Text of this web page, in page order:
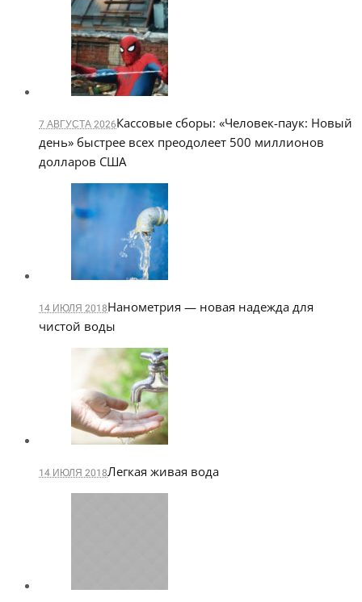
7 АВГУСТА 2026Кассовые сборы: «Человек-паук: Новый
день» быстрее всех преодолеет 500 миллионов
долларов США
14 ИЮЛЯ 2018Нанометрия — новая надежда для
чистой воды
14 ИЮЛЯ 2018Легкая живая вода